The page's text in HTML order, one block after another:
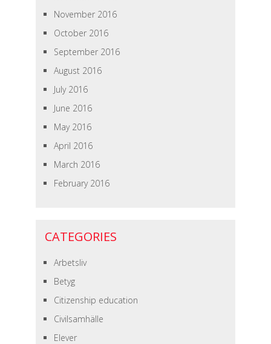
November 2016
October 2016
September 2016
August 2016
July 2016
June 2016
May 2016
April 2016
March 2016
February 2016
CATEGORIES
Arbetsliv
Betyg
Citizenship education
Civilsamhälle
Elever